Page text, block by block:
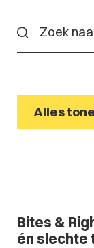
Alles
Bites &
én slechte